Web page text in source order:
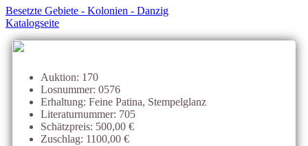
Besetzte Gebiete - Kolonien - Danzig
Katalogseite
Auktion: 170
Losnummer: 0576
Erhaltung: Feine Patina, Stempelglanz
Literaturnummer: 705
Schätzpreis: 500,00 €
Zuschlag: 1100,00 €